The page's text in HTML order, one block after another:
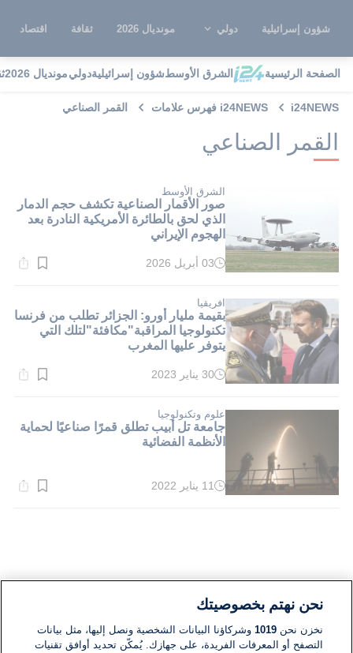
شؤون إسرائيلية دولي مونديال 2026 ثقافة اقتصاد
الصفحة الرئيسية الشرق الأوسطشؤون إسرائيليةدوليمونديال 2026
i24NEWS i24NEWS فهرس علامات القمر الصناعي
القمر الصناعي
الشرق الأوسط
صور الأقمار الصناعية تكشف حجم الدمار
الذي لحق بالطائرة الأمريكية النادرة بعد
الهجوم الإيراني
وقت
دقيقة.
03 أبريل 2026
افريقيا
بقيمة مليار أورو: الجزائر تطلب من فرنسا
تكنولوجيا المراقبة"مكافئة"لتلك التي
يتوفر عليها المغرب
وقت
دقيقة.
30 يناير 2023
علوم وتكنولوجيا
جامعة تل أبيب تطلق قمرًا صناعيًا لحماية
الأنظمة الفضائية
وقت
11 يناير 2022
نحن نهتم بخصوصيتك
نخزن نحن1019 وشركاؤنا البيانات الشخصية ونصل إليها، مثل بيانات
التصفح أو المعرفات الفريدة، على جهازك. يُمكّن تحديد أوافق تقنيات